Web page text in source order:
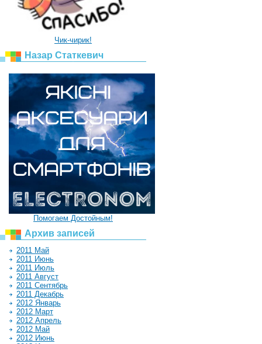
Чик-чирик!
Назар Статкевич
Помогаем Достойным!
Архив записей
2011 Май
2011 Июнь
2011 Июль
2011 Август
2011 Сентябрь
2011 Декабрь
2012 Январь
2012 Март
2012 Апрель
2012 Май
2012 Июнь